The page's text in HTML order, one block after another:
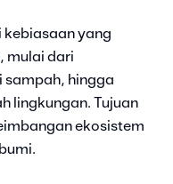
kebiasaan yang
mulai dari
sampah, hingga
lingkungan. Tujuan
ekosistem